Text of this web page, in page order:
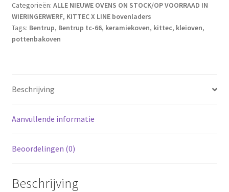
Categorieën: ALLE NIEUWE OVENS ON STOCK/OP VOORRAAD IN
WIERINGERWERF, KITTEC X LINE bovenladers
Tags: Bentrup, Bentrup tc-66, keramiekoven, kittec, kleioven,
pottenbakoven
Beschrijving
Aanvullende informatie
Beoordelingen (0)
Beschrijving